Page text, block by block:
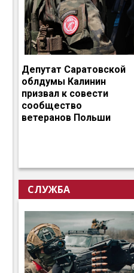
Депутат Саратовской
облдумы Калинин
призвал к совести
сообщество
ветеранов Польши
СЛУЖБА